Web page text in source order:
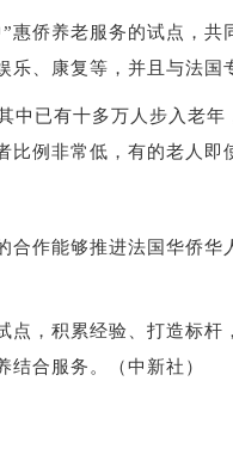
侨养老服务的试点，共
、康复等，并且与法
已有十多万人步入老年
例非常低，有的老人即
能够推进法国华侨华
积累经验、打造标杆
合服务。（中新社）